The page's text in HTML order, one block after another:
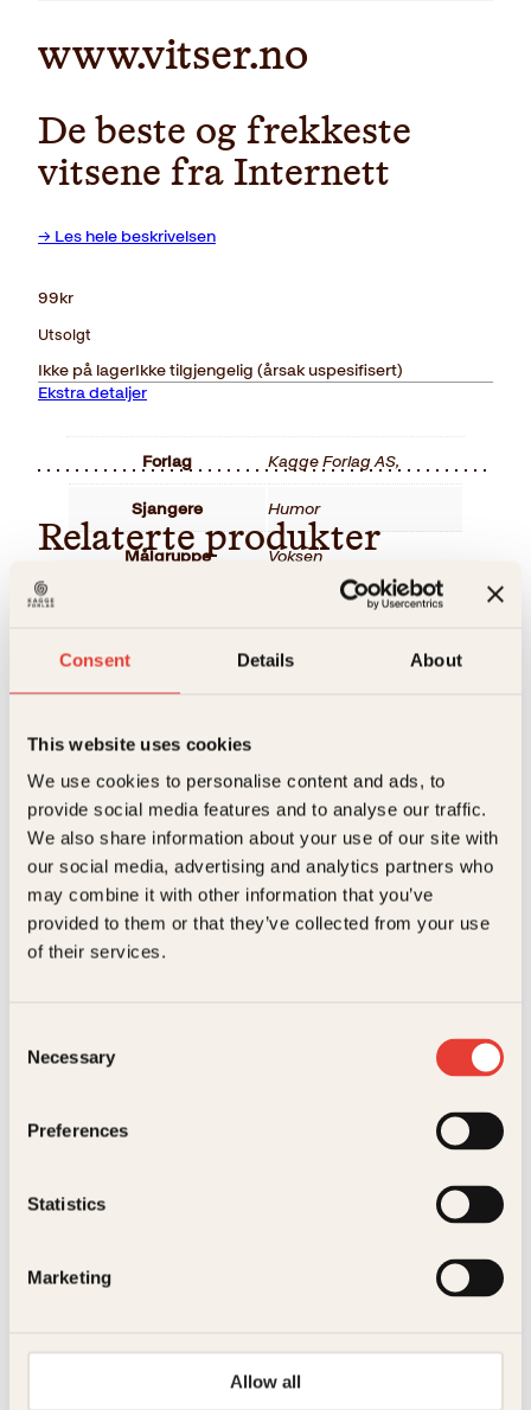
Consent Details About
This website uses cookies
We use cookies to personalise content and ads, to
provide social media features and to analyse our traffic.
We also share information about your use of our site with
our social media, advertising and analytics partners who
may combine it with other information that you’ve
provided to them or that they’ve collected from your use
of their services.
Selection
Necessary
Preferences
Statistics
Marketing
Allow all
www.vitser.no
De beste og frekkeste
vitsene fra Internett
→ Les hele beskrivelsen
99kr
Utsolgt
Ikke på lagerIkke tilgjengelig (årsak uspesifisert)
Ekstra detaljer
Forlag Kagge Forlag AS,
Sjangere Humor
Målgruppe Voksen
nob
9788248900610
Utgivelsesår
Bokformat
Antall sider 126
Litteraturtype Skjønnlitteratur
Relaterte produkter
Tom Bakkeli
Norges
hemmelige
krigere
Hallgrim Berg
Olav Thon
Historien om
Innbundet148krLes mer
Strøm, Rolf-Ørjan Høgset